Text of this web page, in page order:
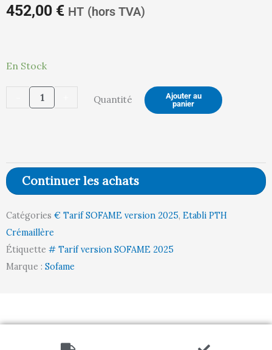
452,00 €prix
452,00 €.
HT (hors TVA)
En Stock
quantité
Plateau
Mélaminé
l1500
p750
Quantité
Ajouter au
panier
Continuer les achats
Catégories € Tarif SOFAME version 2025, Etabli PTH
Crémaillère
Étiquette # Tarif version SOFAME 2025
Marque : Sofame